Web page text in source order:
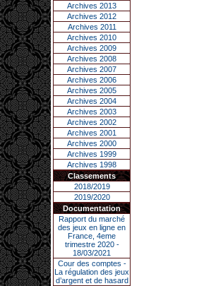
Archives 2013
Archives 2012
Archives 2011
Archives 2010
Archives 2009
Archives 2008
Archives 2007
Archives 2006
Archives 2005
Archives 2004
Archives 2003
Archives 2002
Archives 2001
Archives 2000
Archives 1999
Archives 1998
Classements
2018/2019
2019/2020
Documentation
Rapport du marché
des jeux en ligne en
France, 4eme
trimestre 2020 -
18/03/2021
Cour des comptes -
La régulation des jeux
d’argent et de hasard